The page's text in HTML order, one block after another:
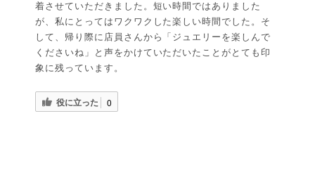
着させていただきました。短い時間ではありました
が、私にとってはワクワクした楽しい時間でした。そ
して、帰り際に店員さんから「ジュエリーを楽しんで
くださいね」と声をかけていただいたことがとても印
象に残っています。
役に立った 0